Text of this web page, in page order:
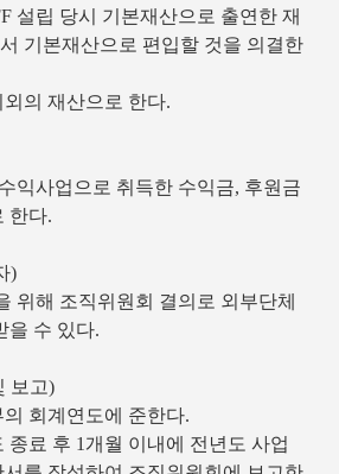
설립 당시 기본재산으로 출연한 재
기본재산으로 편입할 것을 의결한
의 재산으로 한다.
익사업으로 취득한 수익금, 후원금
한다.
)
위해 조직위원회 결의로 외부단체
을 수 있다.
보고)
회계연도에 준한다.
료 후 1개월 이내에 전년도 사업